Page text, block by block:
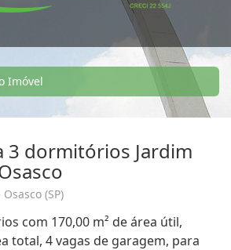
Imóvel
3 dormitórios Jardim
(SP)
com 170,00 m² de área útil,
total, 4 vagas de garagem, para